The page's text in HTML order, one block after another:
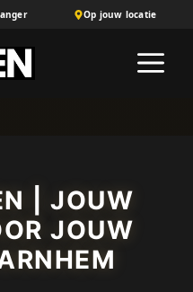
Op jouw locatie
| JOUW
JOUW